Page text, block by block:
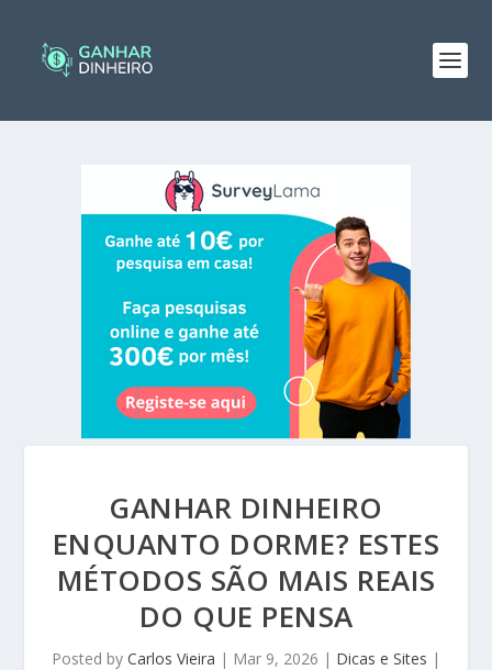
GANHAR DINHEIRO
ENQUANTO DORME? ESTES
MÉTODOS SÃO MAIS REAIS
DO QUE PENSA
Posted by Carlos Vieira | Mar 9, 2026 | Dicas e Sites |